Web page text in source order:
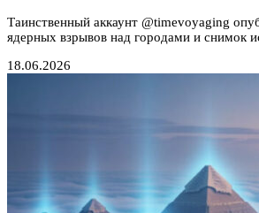
Таинственный аккаунт @timevoyaging
ядерных взрывов над городами и снимок
18.06.2026